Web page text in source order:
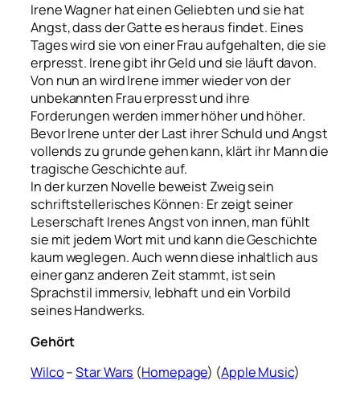
Irene Wagner hat einen Geliebten und sie hat
Angst, dass der Gatte es heraus findet. Eines
Tages wird sie von einer Frau aufgehalten, die sie
erpresst. Irene gibt ihr Geld und sie läuft davon.
Von nun an wird Irene immer wieder von der
unbekannten Frau erpresst und ihre
Forderungen werden immer höher und höher.
Bevor Irene unter der Last ihrer Schuld und Angst
vollends zu grunde gehen kann, klärt ihr Mann die
tragische Geschichte auf.
In der kurzen Novelle beweist Zweig sein
schriftstellerisches Können: Er zeigt seiner
Leserschaft Irenes Angst von innen, man fühlt
sie mit jedem Wort mit und kann die Geschichte
kaum weglegen. Auch wenn diese inhaltlich aus
einer ganz anderen Zeit stammt, ist sein
Sprachstil immersiv, lebhaft und ein Vorbild
seines Handwerks.
Gehört
Wilco–Star Wars (Homepage) (Apple Music)